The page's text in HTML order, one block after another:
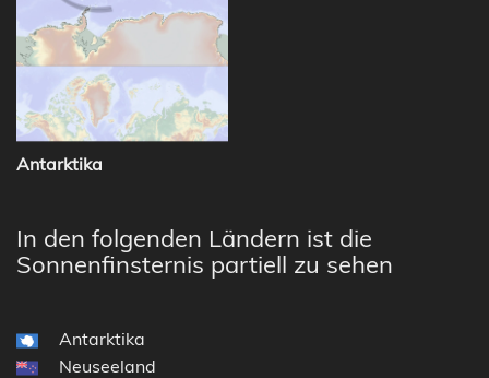
Antarktika
In den folgenden Ländern ist die
Sonnenfinsternis partiell zu sehen
Antarktika
Neuseeland